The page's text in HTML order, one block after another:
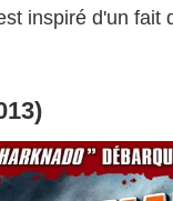
inspiré d'un fait